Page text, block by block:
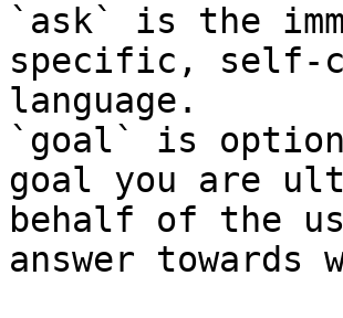
`ask` is the
specific, self-
language.
`goal` is
goal you are
behalf of the
answer